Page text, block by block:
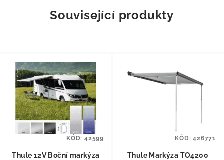
Související produkty
Thule 12V Boční markýza
KÓD: 42599
Thule Markýza TO4200
KÓD:426771